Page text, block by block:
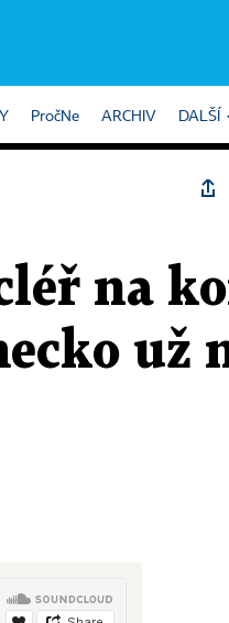
PročNe ARCHIV DALŠÍ
na
už